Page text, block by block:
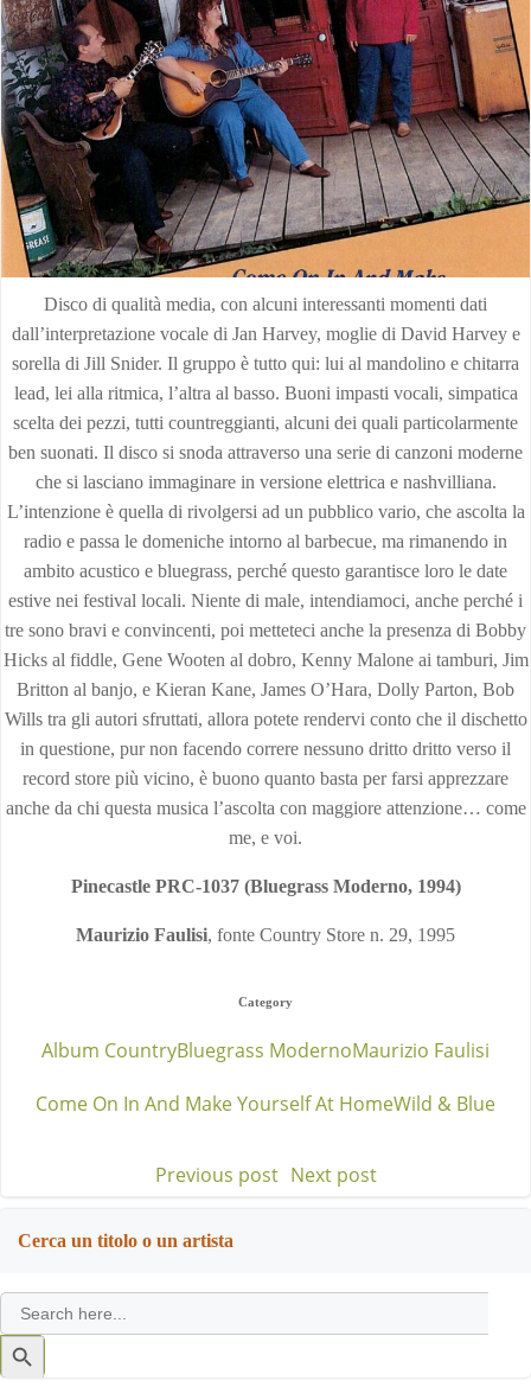
Disco di qualità media, con alcuni interessanti momenti dati
dall’interpretazione vocale di Jan Harvey, moglie di David Harvey e
sorella di Jill Snider. Il gruppo è tutto qui: lui al mandolino e chitarra
lead, lei alla ritmica, l’altra al basso. Buoni impasti vocali, simpatica
scelta dei pezzi, tutti countreggianti, alcuni dei quali particolarmente
ben suonati. Il disco si snoda attraverso una serie di canzoni moderne
che si lasciano immaginare in versione elettrica e nashvilliana.
L’intenzione è quella di rivolgersi ad un pubblico vario, che ascolta la
radio e passa le domeniche intorno al barbecue, ma rimanendo in
ambito acustico e bluegrass, perché questo garantisce loro le date
estive nei festival locali. Niente di male, intendiamoci, anche perché i
tre sono bravi e convincenti, poi metteteci anche la presenza di Bobby
Hicks al fiddle, Gene Wooten al dobro, Kenny Malone ai tamburi, Jim
Britton al banjo, e Kieran Kane, James O’Hara, Dolly Parton, Bob
Wills tra gli autori sfruttati, allora potete rendervi conto che il dischetto
in questione, pur non facendo correre nessuno dritto dritto verso il
record store più vicino, è buono quanto basta per farsi apprezzare
anche da chi questa musica l’ascolta con maggiore attenzione… come
me, e voi.
Pinecastle PRC-1037 (Bluegrass Moderno, 1994)
Maurizio Faulisi, fonte Country Store n. 29, 1995
Category
Album CountryBluegrass ModernoMaurizio Faulisi
Come On In And Make Yourself At HomeWild & Blue
Post
navigation
Previous post Post
Next post
Cerca un titolo o un artista
Search
for:
Search
Button